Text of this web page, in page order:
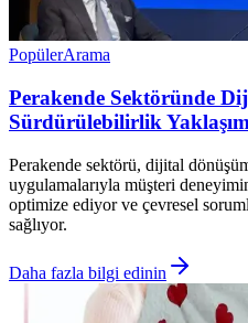
PopülerArama
Perakende Sektöründe
Sürdürülebilirlik
Perakende sektörü, dijital
uygulamalarıyla müşteri
optimize ediyor ve çevresel
sağlıyor.
Daha fazla bilgi edinin